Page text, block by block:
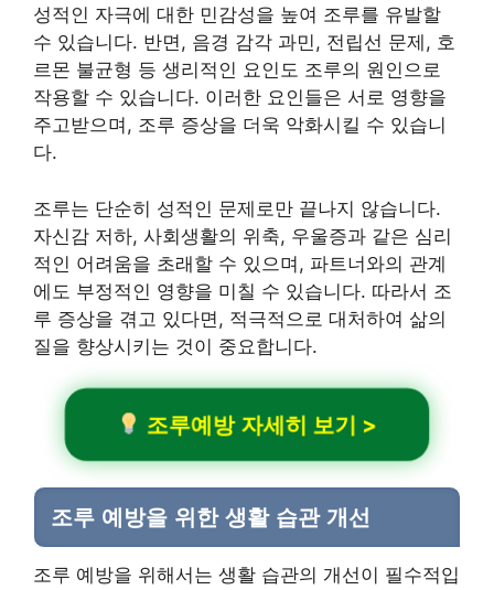
성적인 자극에 대한 민감성을 높여 조루를 유발할
수 있습니다. 반면, 음경 감각 과민, 전립선 문제, 호
르몬 불균형 등 생리적인 요인도 조루의 원인으로
작용할 수 있습니다. 이러한 요인들은 서로 영향을
주고받으며, 조루 증상을 더욱 악화시킬 수 있습니
다.
조루는 단순히 성적인 문제로만 끝나지 않습니다.
자신감 저하, 사회생활의 위축, 우울증과 같은 심리
적인 어려움을 초래할 수 있으며, 파트너와의 관계
에도 부정적인 영향을 미칠 수 있습니다. 따라서 조
루 증상을 겪고 있다면, 적극적으로 대처하여 삶의
질을 향상시키는 것이 중요합니다.
조루예방 자세히 보기 >
조루 예방을 위한 생활 습관 개선
조루 예방을 위해서는 생활 습관의 개선이 필수적입